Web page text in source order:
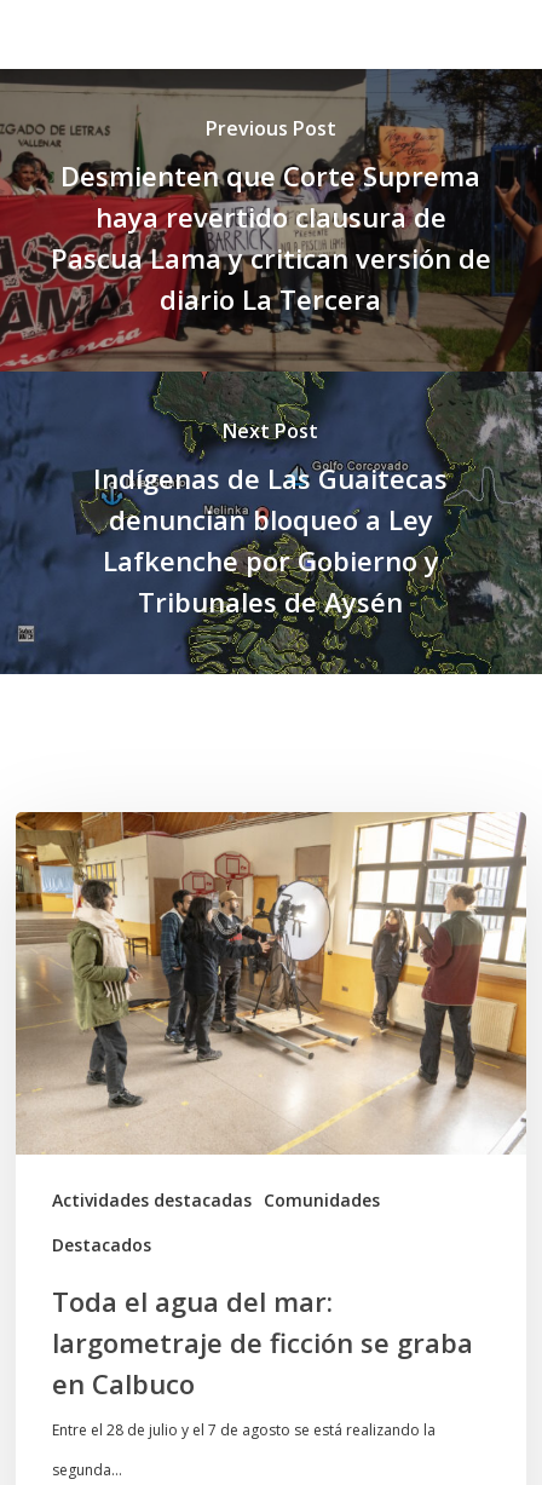
Previous Post
Desmienten que Corte Suprema
haya revertido clausura de
Pascua Lama y critican versión de
diario La Tercera
Next Post
Indígenas de Las Guaitecas
denuncian bloqueo a Ley
Lafkenche por Gobierno y
Tribunales de Aysén
Actividades destacadas Comunidades
Destacados
Toda
el
agua
del
mar:
largometraje
de
ficción
se
graba
Toda el agua del mar:
largometraje de ficción se graba
en Calbuco
Entre el 28 de julio y el 7 de agosto se está realizando la
segunda…